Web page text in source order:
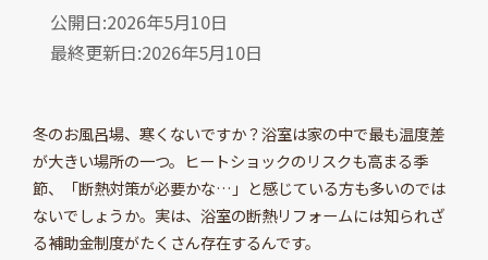
公開日:2026年5月10日
最終更新日:2026年5月10日
冬のお風呂場、寒くないですか？浴室は家の中で最も温度差
が大きい場所の一つ。ヒートショックのリスクも高まる季
節、「断熱対策が必要かな…」と感じている方も多いのでは
ないでしょうか。実は、浴室の断熱リフォームには知られざ
る補助金制度がたくさん存在するんです。